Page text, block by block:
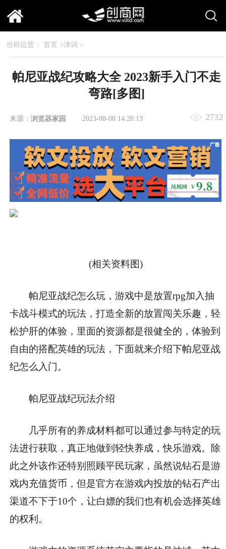
当前位置： 首页 >津词 >
帕尼亚战纪攻略大全 2023新手入门不走
弯路[多图]
来源： 浏览器家园 2023-08-08 14:28:13 2732
(相关资料图)
帕尼亚战纪怎么玩，游戏中是放置rpg加入抽
卡战斗模式的玩法，打造全新的放置闯关乐趣，轻
松护肝的体验，里面的资源都是很健全的，体验到
自由的搭配英雄的玩法，下面就来介绍下帕尼亚战
纪怎么入门。
帕尼亚战纪玩法介绍
几乎所有的养成材料都可以通过参与特定的玩
法进行获取，真正地做到轻快养成，快乐游戏。除
此之外该作还特别照顾平民玩家，虽然说钻石是游
戏内充值货币，但是官方在游戏内投放的钻石产出
渠道不下于10个，让白嫖的我们也有机会选择英雄
的权利。